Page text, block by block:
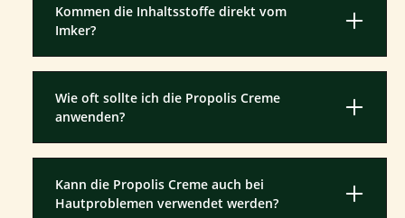
Kommen die Inhaltsstoffe direkt vom
Imker?
Wie oft sollte ich die Propolis Creme
anwenden?
Kann die Propolis Creme auch bei
Hautproblemen verwendet werden?